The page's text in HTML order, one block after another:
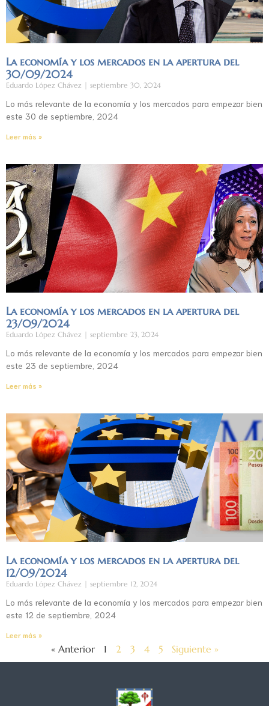
La economía y los mercados en la apertura del
30/09/2024
Eduardo López Chávez septiembre 30, 2024
Lo más relevante de la economía y los mercados para empezar bien
este 30 de septiembre, 2024
Leer más »
La economía y los mercados en la apertura del
23/09/2024
Eduardo López Chávez septiembre 23, 2024
Lo más relevante de la economía y los mercados para empezar bien
este 23 de septiembre, 2024
Leer más »
La economía y los mercados en la apertura del
12/09/2024
Eduardo López Chávez septiembre 12, 2024
Lo más relevante de la economía y los mercados para empezar bien
este 12 de septiembre, 2024
Leer más »
« Anterior 1 2 3 4 5 Siguiente »